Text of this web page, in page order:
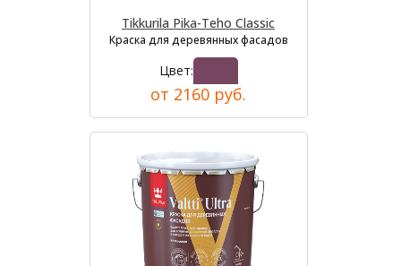
Tikkurila Pika-Teho Classic
Краска для деревянных фасадов
Цвет:
от 2160 руб.